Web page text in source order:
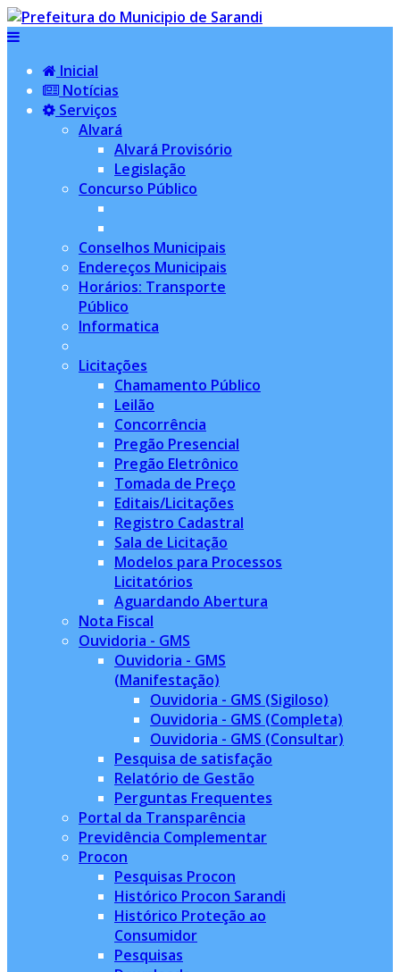
Inicial
Notícias
Serviços
Alvará
Alvará Provisório
Legislação
Concurso Público
Conselhos Municipais
Endereços Municipais
Horários: Transporte
Público
Informatica
Licitações
Chamamento Público
Leilão
Concorrência
Pregão Presencial
Pregão Eletrônico
Tomada de Preço
Editais/Licitações
Registro Cadastral
Sala de Licitação
Modelos para Processos
Licitatórios
Aguardando Abertura
Nota Fiscal
Ouvidoria - GMS
Ouvidoria - GMS
(Manifestação)
Ouvidoria - GMS (Sigiloso)
Ouvidoria - GMS (Completa)
Ouvidoria - GMS (Consultar)
Pesquisa de satisfação
Relatório de Gestão
Perguntas Frequentes
Portal da Transparência
Previdência Complementar
Procon
Pesquisas Procon
Histórico Procon Sarandi
Histórico Proteção ao
Consumidor
Pesquisas